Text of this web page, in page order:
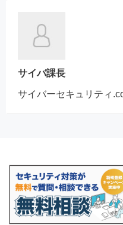
サイバ課長
サイバーセキュリティ